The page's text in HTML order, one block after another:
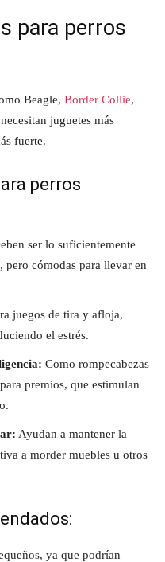
para perros
Beagle, Border Collie,
juguetes más
fuerte.
perros
ser lo suficientemente
pero cómodas para llevar en
juegos de tira y afloja,
el estrés.
Como rompecabezas
premios, que estimulan
Ayudan a mantener la
a morder muebles u otros
ya que podrían